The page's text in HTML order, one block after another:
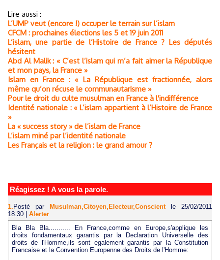
Lire aussi :
L’UMP veut (encore !) occuper le terrain sur l’islam
CFCM : prochaines élections les 5 et 19 juin 2011
L’islam, une partie de l’Histoire de France ? Les députés
hésitent
Abd Al Malik : « C’est l’islam qui m’a fait aimer la République
et mon pays, la France »
Islam en France : « La République est fractionnée, alors
même qu’on récuse le communautarisme »
Pour le droit du culte musulman en France à l'indifférence
Identité nationale : « L’islam appartient à l’Histoire de France
»
La « success story » de l’islam de France
L’islam miné par l’identité nationale
Les Français et la religion : le grand amour ?
Réagissez ! A vous la parole.
1. Posté par Musulman,Citoyen,Electeur,Conscient
le 25/02/2011
18:30
Alerter
Bla Bla Bla........... En France,comme en Europe,s'applique les
droits fondamentaux garantis par la Declaration Universelle des
droits de l'Homme,ils sont egalement garantis par la Constitution
Francaise et la Convention Europenne des Droits de l'Homme: